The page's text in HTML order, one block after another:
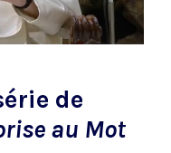
de
au Mot